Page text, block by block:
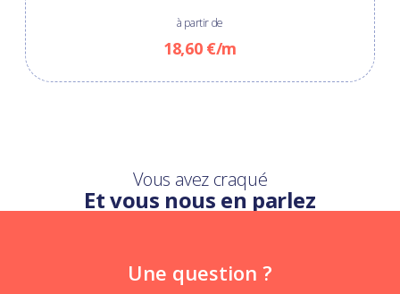
à partir de
18,60 €/m
Vous avez craqué
Et vous nous en parlez
Une question ?